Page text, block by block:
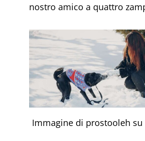
nostro amico a quattro
Immagine di prostooleh su